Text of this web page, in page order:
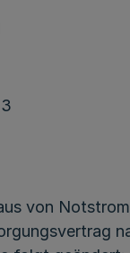
von